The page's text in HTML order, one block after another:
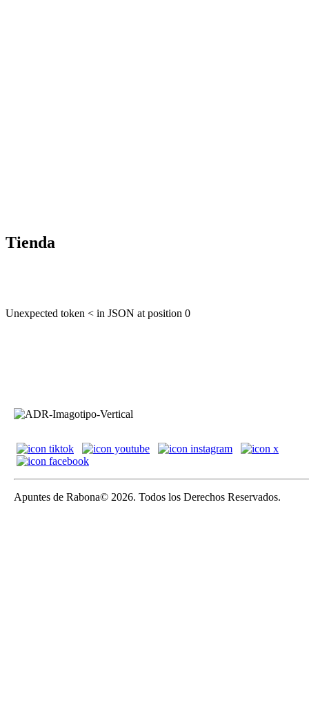
Tienda
Unexpected token < in JSON at position 0
Apuntes de Rabona© 2026. Todos los Derechos Reservados.